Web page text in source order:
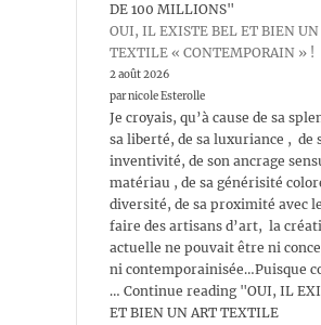
DE 100 MILLIONS"
OUI, IL EXISTE BEL ET BIEN UN
TEXTILE « CONTEMPORAIN » !
2 août 2026
par nicole Esterolle
Je croyais, qu’à cause de sa
sa liberté, de sa luxuriance , de
inventivité, de son ancrage
matériau , de sa générisité
diversité, de sa proximité avec
faire des artisans d’art, la
actuelle ne pouvait être ni
ni contemporainisée…Puisque
… Continue reading "OUI, IL
ET BIEN UN ART TEXTILE